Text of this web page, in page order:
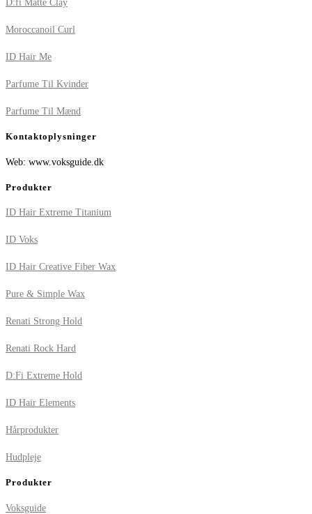
D:fi Matte Clay
Moroccanoil Curl
ID Hair Me
Parfume Til Kvinder
Parfume Til Mænd
Kontaktoplysninger
Web: www.voksguide.dk
Produkter
ID Hair Extreme Titanium
ID Voks
ID Hair Creative Fiber Wax
Pure & Simple Wax
Renati Strong Hold
Renati Rock Hard
D:Fi Extreme Hold
ID Hair Elements
Hårprodukter
Hudpleje
Produkter
Voksguide